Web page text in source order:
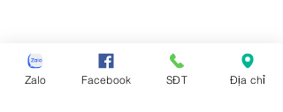
Zalo Facebook SĐT Địa chỉ